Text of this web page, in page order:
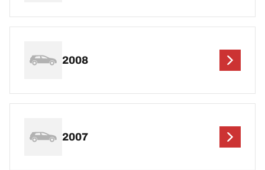
2008
2007